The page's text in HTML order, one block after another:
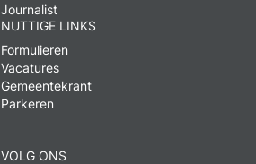
Journalist
NUTTIGE LINKS
Formulieren
Vacatures
Gemeentekrant
Parkeren
VOLG ONS